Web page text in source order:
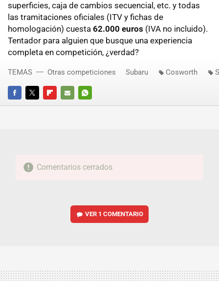
superficies, caja de cambios secuencial, etc. y todas
las tramitaciones oficiales (ITV y fichas de
homologación) cuesta 62.000 euros (IVA no incluido).
Tentador para alguien que busque una experiencia
completa en competición, ¿verdad?
FACEBOOKTWITTERFLIPBOARD
E-
WHATSAPP
TEMAS Otras competiciones Subaru Cosworth
Comentarios cerrados
VER 1 COMENTARIO